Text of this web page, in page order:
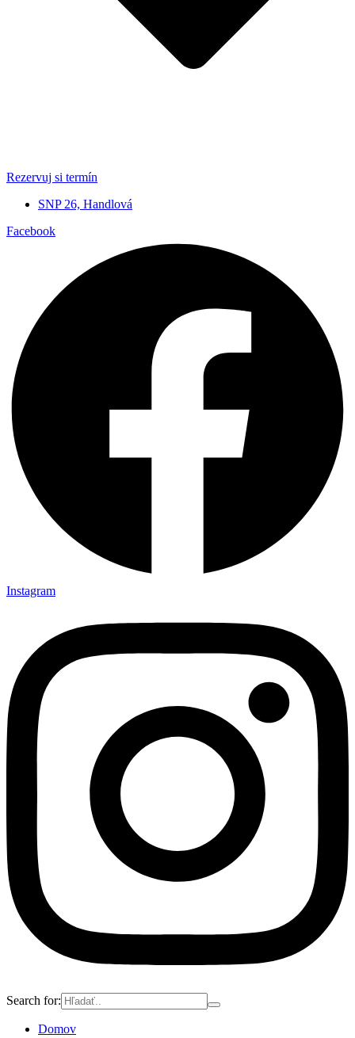
Rezervuj si termín
SNP 26, Handlová
Facebook
Instagram
Search for:
Domov